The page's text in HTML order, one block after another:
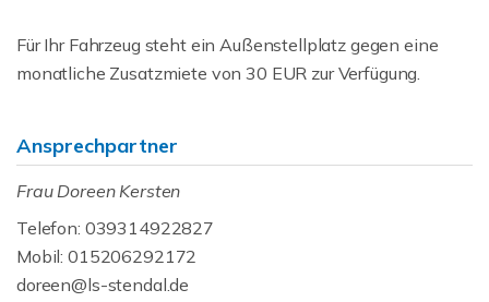
Für Ihr Fahrzeug steht ein Außenstellplatz gegen eine
monatliche Zusatzmiete von 30 EUR zur Verfügung.
Ansprechpartner
Frau Doreen Kersten
Telefon: 039314922827
Mobil: 015206292172
doreen@ls-stendal.de